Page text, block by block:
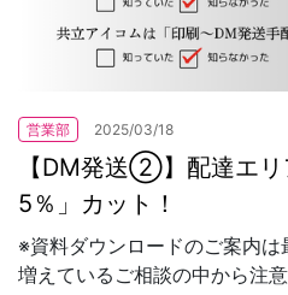
営業部 2025/03/18
【DM発送②】配達エ
5％」カット！
※資料ダウンロードのご案内
増えているご相談の中から注